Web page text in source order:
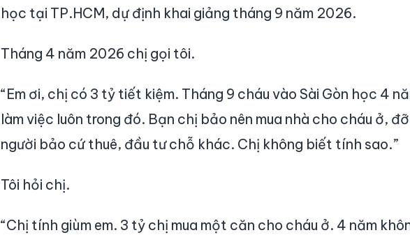
học tại TP.HCM, dự định khai giảng tháng 9 năm 2026.
Tháng 4 năm 2026 chị gọi tôi.
“Em ơi, chị có 3 tỷ tiết kiệm. Tháng 9 cháu vào Sài Gòn học 4
làm việc luôn trong đó. Bạn chị bảo nên mua nhà cho cháu ở,
người bảo cứ thuê, đầu tư chỗ khác. Chị không biết tính sao.”
Tôi hỏi chị.
“Chị tính giùm em. 3 tỷ chị mua một căn cho cháu ở. 4 năm